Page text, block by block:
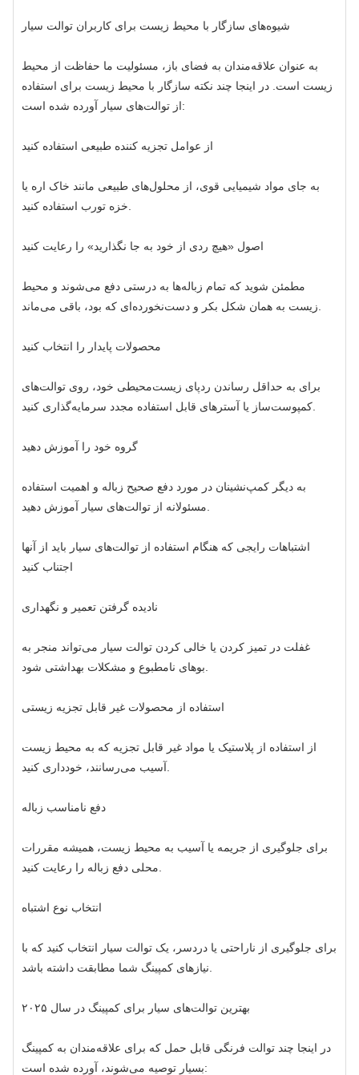
شیوه‌های سازگار با محیط زیست برای کاربران توالت سیار
به عنوان علاقه‌مندان به فضای باز، مسئولیت ما حفاظت از محیط
زیست است. در اینجا چند نکته سازگار با محیط زیست برای استفاده
از توالت‌های سیار آورده شده است:
از عوامل تجزیه کننده طبیعی استفاده کنید
به جای مواد شیمیایی قوی، از محلول‌های طبیعی مانند خاک اره یا
اصول «هیچ ردی از خود به جا نگذارید» را رعایت کنید
مطمئن شوید که تمام زباله‌ها به درستی دفع می‌شوند و محیط
محصولات پایدار را انتخاب کنید
برای به حداقل رساندن ردپای زیست‌محیطی خود، روی توالت‌های
گروه خود را آموزش دهید
به دیگر کمپ‌نشینان در مورد دفع صحیح زباله و اهمیت استفاده
اشتباهات رایجی که هنگام استفاده از توالت‌های سیار باید از آنها
اجتناب کنید
نادیده گرفتن تعمیر و نگهداری
غفلت در تمیز کردن یا خالی کردن توالت سیار می‌تواند منجر به
استفاده از محصولات غیر قابل تجزیه زیستی
از استفاده از پلاستیک یا مواد غیر قابل تجزیه که به محیط زیست
دفع نامناسب زباله
برای جلوگیری از جریمه یا آسیب به محیط زیست، همیشه مقررات
انتخاب نوع اشتباه
برای جلوگیری از ناراحتی یا دردسر، یک توالت سیار انتخاب کنید که با
بهترین توالت‌های سیار برای کمپینگ در سال ۲۰۲۵
در اینجا چند توالت فرنگی قابل حمل که برای علاقه‌مندان به کمپینگ
بسیار توصیه می‌شوند، آورده شده است: